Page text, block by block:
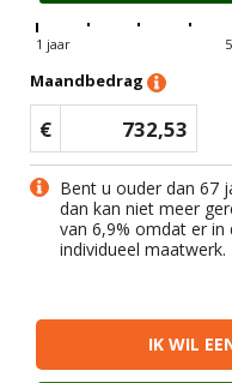
1 jaar
Maandbedrag
€ 732,53
Bent u ouder dan 67
dan kan niet meer
van 6,9% omdat er in
individueel
IK WIL